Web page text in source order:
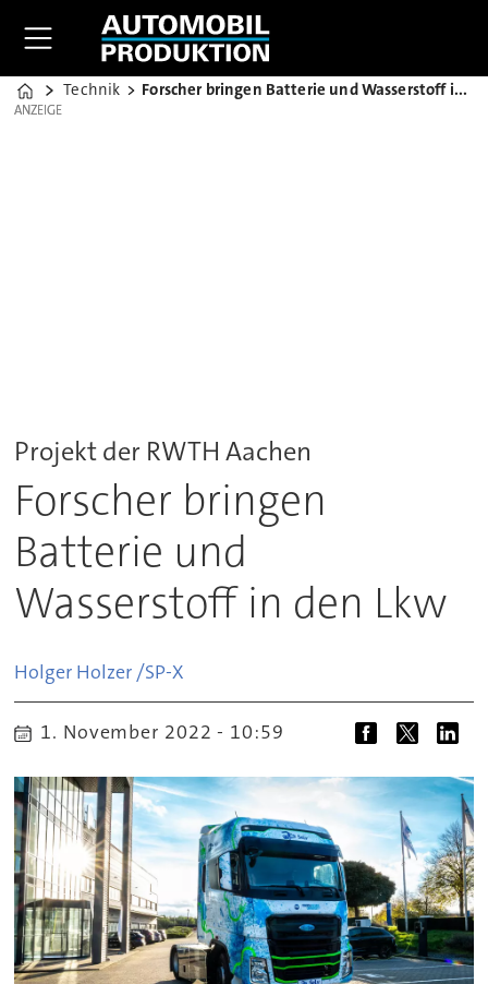
Home
Technik Forscher bringen Batterie und Wasserstoff in den Lkw
ANZEIGE
ANZEIGE
Projekt der RWTH Aachen
Forscher bringen
Batterie und
Wasserstoff in den Lkw
Holger Holzer /SP-X
1. November 2022 - 10:59